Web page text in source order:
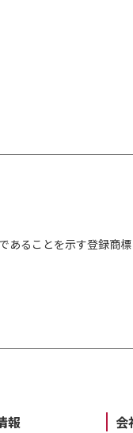
ることを示す登録商標
報
会